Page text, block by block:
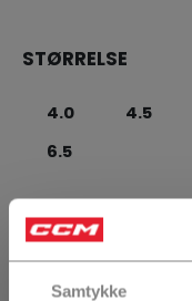
Samtykke
STØRRELSE
4.0 4.5
6.5
BREDDE
Regular